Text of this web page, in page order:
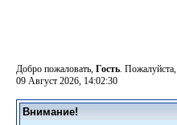
Добро пожаловать, Гость. Пожалуйста,
09 Август 2026, 14:02:30
Внимание!